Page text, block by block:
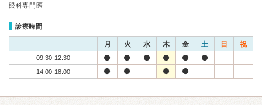
眼科専門医
診療時間
月 火 水 木 金 土 日 祝
09:30-12:30
14:00-18:00